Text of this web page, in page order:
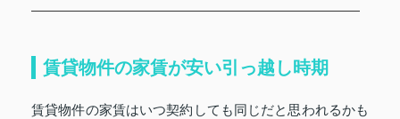
賃貸物件の家賃が安い引っ越し時期
賃貸物件の家賃はいつ契約しても同じだと思われるかも